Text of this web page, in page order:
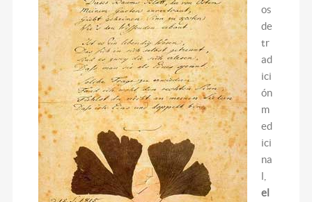
os
de
tr
ad
ici
ón
m
ed
ici
na
l,
el